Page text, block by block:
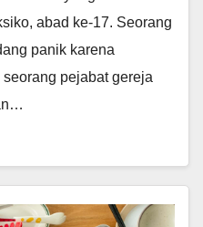
abad ke-17. Seorang
panik karena
pejabat gereja